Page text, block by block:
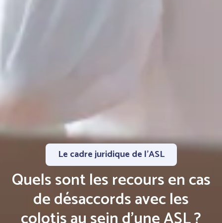
Le cadre juridique de l'ASL
Quels sont les recours en cas
de désaccords avec les